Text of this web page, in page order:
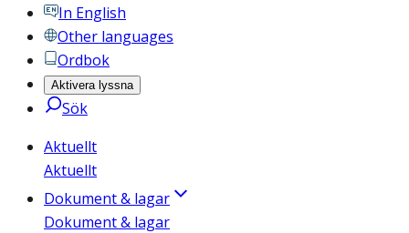
In English
Other languages
Ordbok
Aktivera lyssna
Sök
Aktuellt
Aktuellt
Dokument & lagar
Dokument & lagar